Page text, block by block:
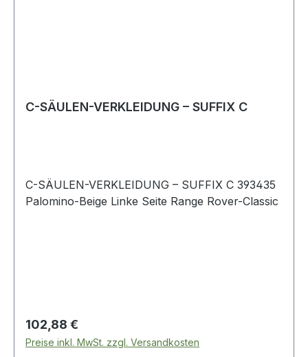
C-SÄULEN-VERKLEIDUNG – SUFFIX C
C-SÄULEN-VERKLEIDUNG – SUFFIX C 393435
Palomino-Beige Linke Seite Range Rover-Classic
Regulärer Preis:
102,88 €
Preise inkl. MwSt. zzgl. Versandkosten